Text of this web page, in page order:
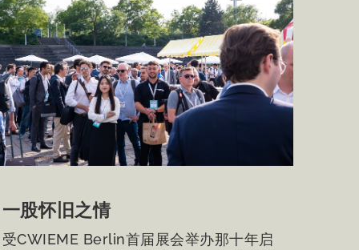
一股怀旧之情
受CWIEME Berlin首届展会举办那十年启